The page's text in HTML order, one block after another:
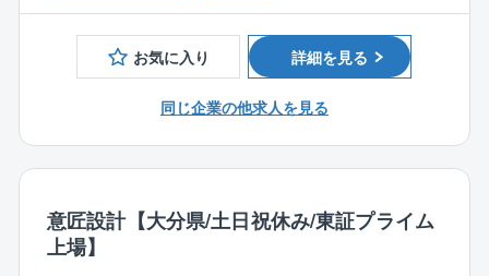
す。
【同社の特徴】
■代表者自身が社員として勤務していた際に嫌だったこ
なるような会社にしたいという思いが代表者の根底に
をはじめ、ストレスのない環境、家族を大事にする等
の考えが根付いています。（パワハラやセクハラの徹
底排除、充実した福利厚生による人間関係の円滑化、
お気に入り 詳細を見る
同じ企業の他求人を見る
意匠設計【大分県/土日祝休み/東証プライム
上場】